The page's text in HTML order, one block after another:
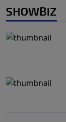
SHOWBIZ